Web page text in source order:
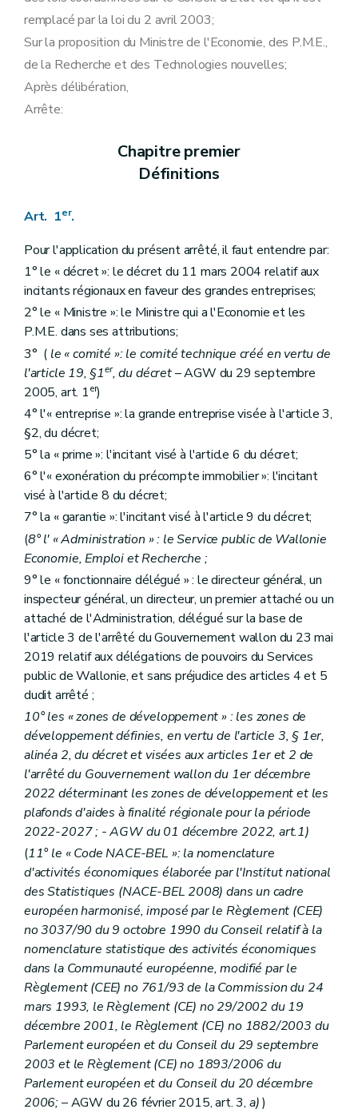
remplacé par la loi du 2 avril 2003;
Sur la proposition du Ministre de l'Economie, des P.M.E.,
de la Recherche et des Technologies nouvelles;
Après délibération,
Arrête:
Chapitre premier
Définitions
Art. 1er.
Pour l'application du présent arrêté, il faut entendre par:
1° le « décret »: le décret du 11 mars 2004 relatif aux
incitants régionaux en faveur des grandes entreprises;
2° le « Ministre »: le Ministre qui a l'Economie et les
P.M.E. dans ses attributions;
3° ( le « comité »: le comité technique créé en vertu de
l'article 19, §1er, du décret– AGW du 29 septembre
2005, art. 1er)
4° l'« entreprise »: la grande entreprise visée à l'article 3,
§2, du décret;
5° la « prime »: l'incitant visé à l'article 6 du décret;
6° l'« exonération du précompte immobilier »: l'incitant
visé à l'article 8 du décret;
7° la « garantie »: l'incitant visé à l'article 9 du décret;
(8° l' « Administration » : le Service public de Wallonie
Economie, Emploi et Recherche ;
9° le « fonctionnaire délégué » : le directeur général, un
inspecteur général, un directeur, un premier attaché ou un
attaché de l'Administration, délégué sur la base de
l'article 3 de l'arrêté du Gouvernement wallon du 23 mai
2019 relatif aux délégations de pouvoirs du Services
public de Wallonie, et sans préjudice des articles 4 et 5
dudit arrêté ;
10° les « zones de développement » : les zones de
développement définies, en vertu de l'article 3, § 1er,
alinéa 2, du décret et visées aux articles 1er et 2 de
l'arrêté du Gouvernement wallon du 1er décembre
2022 déterminant les zones de développement et les
plafonds d'aides à finalité régionale pour la période
2022-2027 ; - AGW du 01 décembre 2022, art.1)
(11° le « Code NACE-BEL »: la nomenclature
d'activités économiques élaborée par l'Institut national
des Statistiques (NACE-BEL 2008) dans un cadre
européen harmonisé, imposé par le Règlement (CEE)
no 3037/90 du 9 octobre 1990 du Conseil relatif à la
nomenclature statistique des activités économiques
dans la Communauté européenne, modifié par le
Règlement (CEE) no 761/93 de la Commission du 24
mars 1993, le Règlement (CE) no 29/2002 du 19
décembre 2001, le Règlement (CE) no 1882/2003 du
Parlement européen et du Conseil du 29 septembre
2003 et le Règlement (CE) no 1893/2006 du
Parlement européen et du Conseil du 20 décembre
2006;– AGW du 26 février 2015, art. 3, a))